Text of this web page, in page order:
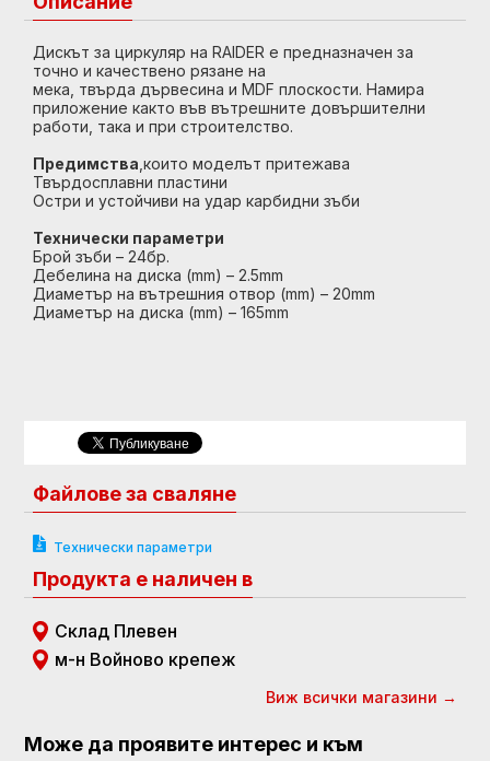
Дискът за циркуляр на RAIDER е предназначен за
точно и качествено рязане на
мека, твърда дървесина и MDF плоскости. Намира
приложение както във вътрешните довършителни
работи, така и при строителство.
Предимства ,които моделът притежава
Твърдосплавни пластини
Остри и устойчиви на удар карбидни зъби
Технически параметри
Брой зъби – 24бр.
Дебелина на диска (mm) – 2.5mm
Диаметър на вътрешния отвор (mm) – 20mm
Диаметър на диска (mm) – 165mm
Файлове за сваляне
Технически параметри
Продукта е наличен в
Склад Плевен
м-н Войново крепеж
Виж всички магазини →
Може да проявите интерес и към